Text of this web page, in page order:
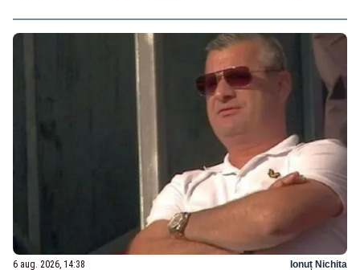
6 aug. 2026, 14:38 Ionuț Nichita